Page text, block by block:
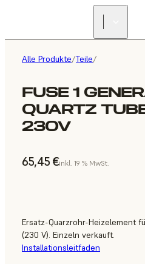
Alle Produkte/Teile/
FUSE 1
QUARTZ
230V
65,45 €inkl. 19 % MwSt.
Ersatz-Quarzrohr-Heizelement
(230 V). Einzeln verkauft.
Installationsleitfaden